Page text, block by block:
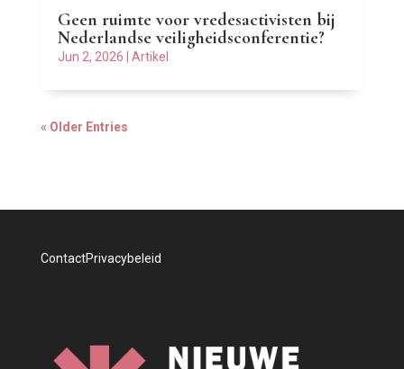
Geen ruimte voor vredesactivisten bij
Nederlandse veiligheidsconferentie?
Jun 2, 2026 Artikel
« Older Entries
ContactPrivacybeleid